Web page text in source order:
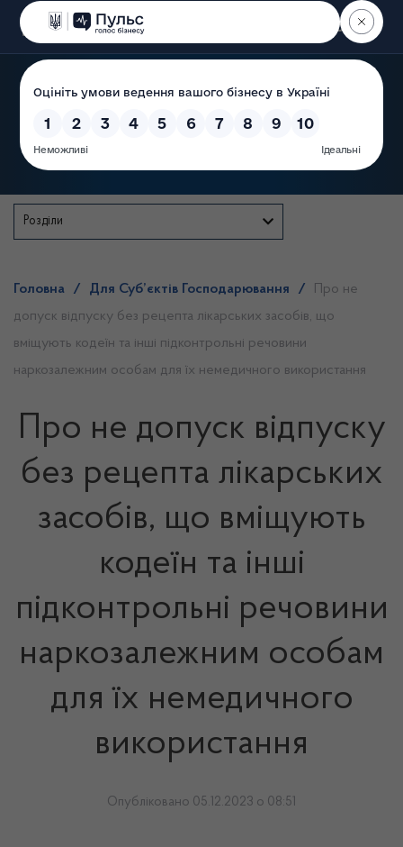
Пошук
Розділи
Головна / Для Суб’єктів Господарювання /
Про не
допуск відпуску без рецепта лікарських засобів, що
вміщують кодеїн та інші підконтрольні речовини
наркозалежним особам для їх немедичного використання
Про не допуск відпуску
без рецепта лікарських
засобів, що вміщують
кодеїн та інші
підконтрольні речовини
наркозалежним особам
для їх немедичного
використання
Опубліковано 05.12.2023 о 08:51